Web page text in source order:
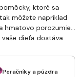
ktoré sa
môžete napríklad
hmatovo porozumieť
dieťa dostáva
mu bude hodiť
Peračníky a púzdra